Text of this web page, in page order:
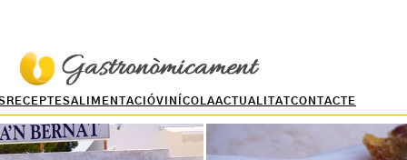
RECEPTESALIMENTACIÓVINÍCOLAACTUALITATCONTACTE